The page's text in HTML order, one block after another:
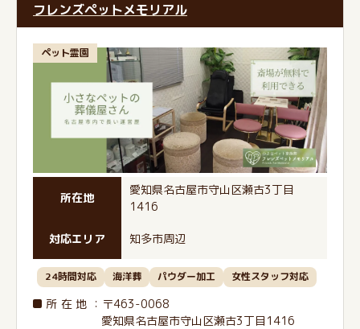
フレンズペットメモリアル
ペット霊園
所在地
愛知県名古屋市守山区瀬古3丁目
1416
対応エリア 知多市周辺
24時間対応 海洋葬 パウダー加工 女性スタッフ対応
所在地 ：〒463-0068
愛知県名古屋市守山区瀬古3丁目1416